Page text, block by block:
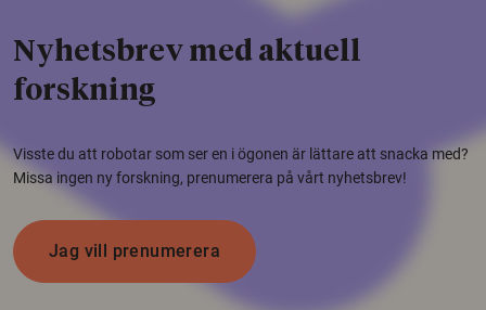
Nyhetsbrev med aktuell
forskning
Visste du att robotar som ser en i ögonen är lättare att snacka med?
Missa ingen ny forskning, prenumerera på vårt nyhetsbrev!
Jag vill prenumerera